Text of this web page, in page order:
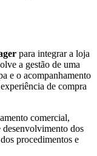
para integrar a loja
a gestão de uma
e o acompanhamento
de compra
comercial,
desenvolvimento dos
procedimentos e